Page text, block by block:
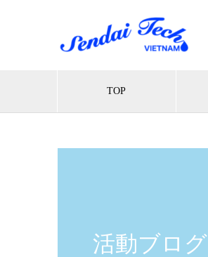
TOP
活動ブログ